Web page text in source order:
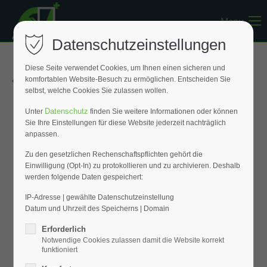
Register
Support
Lorem ipsum dolor sit amet:
24h/ 365days
Mon - Fri 8:00am - 5:00pm(GMT +1)
Get in touch
Cybersteel Inc.
Menu
« Zurück zur Übersicht
Datenschutzeinstellungen
Diese Seite verwendet Cookies, um Ihnen einen sicheren und
komfortablen Website-Besuch zu ermöglichen. Entscheiden Sie
selbst, welche Cookies Sie zulassen wollen.
Unter Datenschutz finden Sie weitere Informationen oder können
Sie Ihre Einstellungen für diese Website jederzeit nachträglich
anpassen.
Zu den gesetzlichen Rechenschaftspflichten gehört die
Einwilligung (Opt-In) zu protokollieren und zu archivieren. Deshalb
werden folgende Daten gespeichert:
IP-Adresse | gewählte Datenschutzeinstellung
Datum und Uhrzeit des Speicherns | Domain
Erforderlich
Notwendige Cookies zulassen damit die Website korrekt
funktioniert